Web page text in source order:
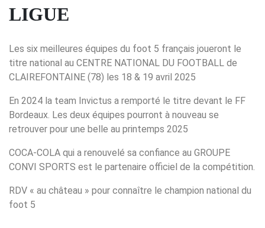
LIGUE
Les six meilleures équipes du foot 5 français joueront le
titre national au CENTRE NATIONAL DU FOOTBALL de
CLAIREFONTAINE (78) les 18 & 19 avril 2025
En 2024 la team Invictus a remporté le titre devant le FF
Bordeaux. Les deux équipes pourront à nouveau se
retrouver pour une belle au printemps 2025
COCA-COLA qui a renouvelé sa confiance au GROUPE
CONVI SPORTS est le partenaire officiel de la compétition.
RDV « au château » pour connaître le champion national du
foot 5